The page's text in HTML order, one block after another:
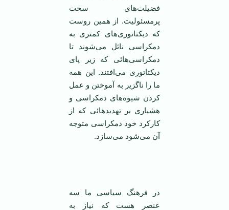
فضیلت‌های سخت
پر‌مسئولیت. از همین روست
که دیکتاتوری‌های کمتری به
دمکراسی نائل می‌شوند تا
دمکراسی‌هائی که زیر پای
دیکتاتوری می‌افتند. این همه
ما را ناگزیر به آموختن و عمل
کردن شیوه‌های دمکراسی و
هشیاری بر تهدید‌هائی که از
کارکرد خود دمکراسی متوجه
آن می‌شود می‌سازد.
در فرهنگ سیاسی ما سه
عنصر هست که نیاز به